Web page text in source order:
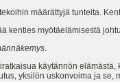
määrättyjä tunteita.
kenties myötäelämisestä
.
käytännön
yksilön uskonvoima ja